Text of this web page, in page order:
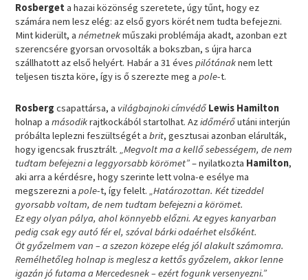
Rosberget a hazai közönség szeretete, úgy tűnt, hogy ez
számára nem lesz elég: az első gyors körét nem tudta befejezni.
Mint kiderült, anémetnekműszaki problémája akadt, azonban ezt
szerencsére gyorsan orvosolták a bokszban, s újra harca
szállhatott az első helyért. Habár a 31 évespilótánaknem lett
teljesen tiszta köre, így is ő szerezte meg apole-t.
Rosberg csapattársa, a világbajnoki címvédő Lewis Hamilton
holnap amásodikrajtkockából startolhat. Azidőmérőutáni interjún
próbálta leplezni feszültségét abrit, gesztusai azonban elárulták,
hogy igencsak frusztrált.„Megvolt ma a kellő sebességem, de nem
tudtam befejezni a leggyorsabb körömet”– nyilatkozta Hamilton,
aki arra a kérdésre, hogy szerinte lett volna-e esélye ma
megszerezni apole-t, így felelt.„Határozottan. Két tizeddel
gyorsabb voltam, de nem tudtam befejezni a körömet.
Ez egy olyan pálya, ahol könnyebb előzni. Az egyes kanyarban
pedig csak egy autó fér el, szóval bárki odaérhet elsőként.
Öt győzelmem van – a szezon közepe elég jól alakult számomra.
Remélhetőleg holnap is meglesz a kettős győzelem, akkor lenne
igazán jó futama a Mercedesnek – ezért fogunk versenyezni.”